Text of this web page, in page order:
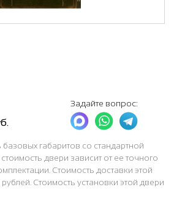
Задайте вопрос:
габаритов со стандартной
двери зависит от ее точного
Стоимость доставки этой
Стоимость установки этой двери